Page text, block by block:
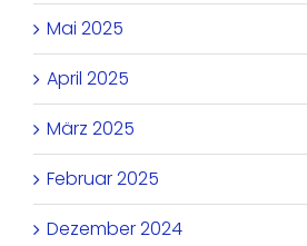
Mai 2025
April 2025
März 2025
Februar 2025
Dezember 2024